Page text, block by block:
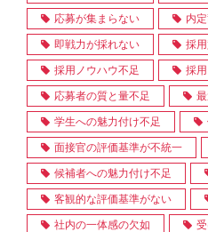
応募が集まらない 内
即戦力が採れない 採
採用ノウハウ不足 採
応募者の質と量不足
学生への魅力付け不足
面接官の評価基準が不統一
候補者への魅力付け不足
客観的な評価基準がない
社内の一体感の欠如